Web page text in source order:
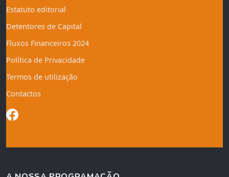
Estatuto editorial
Detentores de Capital
Fluxos Financeiros 2024
Política de Privacidade
Termos de utilização
Contactos